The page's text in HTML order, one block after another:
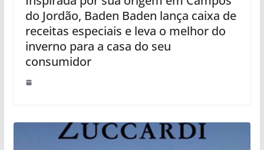
do Jordão, Baden Baden lança caixa de
receitas especiais e leva o melhor do
inverno para a casa do seu
consumidor